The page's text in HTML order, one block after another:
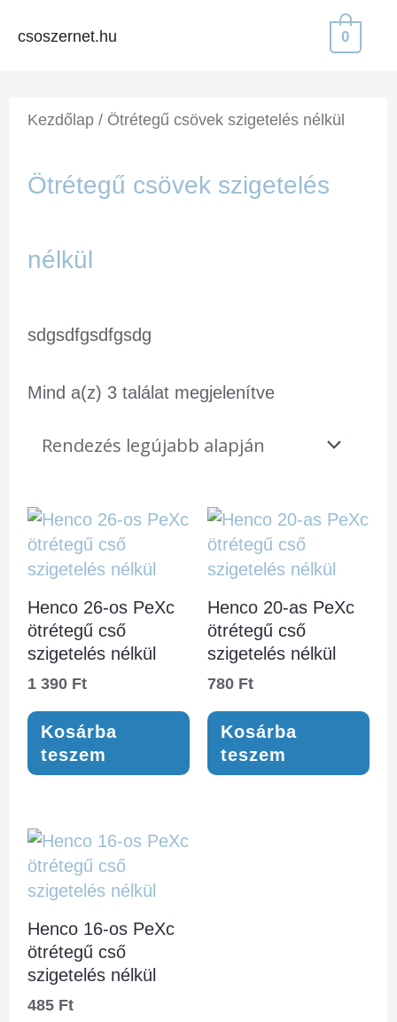
csoszernet.hu 0
Kezdőlap/ Ötrétegű csövek szigetelés nélkül
Ötrétegű csövek szigetelés
nélkül
sdgsdfgsdfgsdg
Mind a(z) 3 találat megjelenítve
Henco 26-os PeXc
ötrétegű cső
szigetelés nélkül
1 390 Ft
Kosárba
teszem
Henco 20-as PeXc
ötrétegű cső
szigetelés nélkül
780 Ft
Kosárba
teszem
Henco 16-os PeXc
ötrétegű cső
szigetelés nélkül
485 Ft